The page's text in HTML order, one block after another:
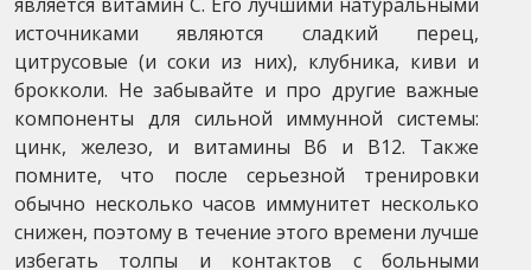
источниками являются сладкий перец,
цитрусовые (и соки из них), клубника, киви и
брокколи. Не забывайте и про другие важные
компоненты для сильной иммунной системы:
цинк, железо, и витамины B6 и B12. Также
помните, что после серьезной тренировки
обычно несколько часов иммунитет несколько
снижен, поэтому в течение этого времени лучше
избегать толпы и контактов с больными